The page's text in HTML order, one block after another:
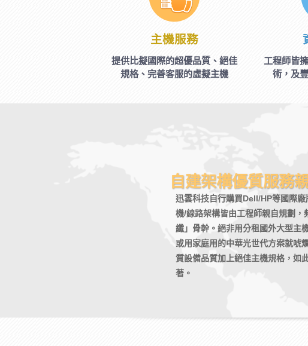
主機服務
提供比擬國際的超優品質、絕佳
規格、完善客服的虛擬主機
工程師皆
術，及
自建架構優質服務
迅雲科技自行購買Dell/HP等國際
機/線路架構皆由工程師親自規劃，
纖」骨幹。絕非用分租國外大型主
或用家庭用的中華光世代方案就唬
質設備品質加上絕佳主機規格，如
著。